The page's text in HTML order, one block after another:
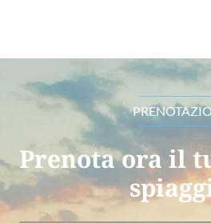
Prenota ora il